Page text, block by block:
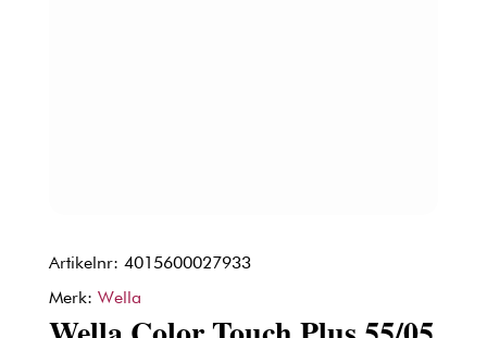
Artikelnr: 4015600027933
Merk: Wella